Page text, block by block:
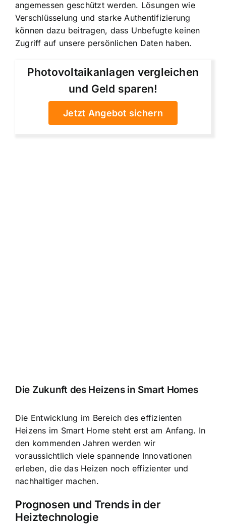
angemessen geschützt werden. Lösungen wie
Verschlüsselung und starke Authentifizierung
können dazu beitragen, dass Unbefugte keinen
Zugriff auf unsere persönlichen Daten haben.
Photovoltaikanlagen vergleichen
und Geld sparen!
Jetzt Angebot sichern
Die Zukunft des Heizens in Smart Homes
Die Entwicklung im Bereich des effizienten
Heizens im Smart Home steht erst am Anfang. In
den kommenden Jahren werden wir
voraussichtlich viele spannende Innovationen
erleben, die das Heizen noch effizienter und
nachhaltiger machen.
Prognosen und Trends in der
Heiztechnologie